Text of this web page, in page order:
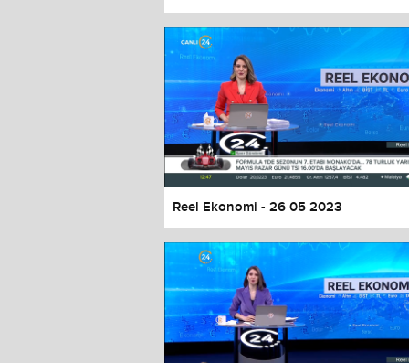
Window
Color
Transparency
Font Size
Text Edge Style
Font Family
Resetrestore all settings to the default
Close Modal Dialog
End of dialog window.
Reel Ekonomi - 26 05 2023